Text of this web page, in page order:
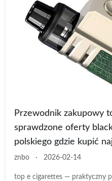
Przewodnik zakupowy
sprawdzone oferty
polskiego gdzie kupić
znbo · 2026-02-14
top e cigarettes — praktyczny